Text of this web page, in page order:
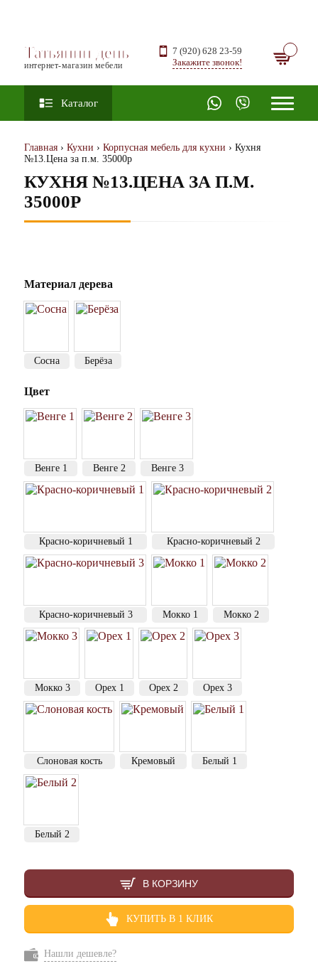
Татьянин день
интернет-магазин мебели
7 (920) 628 23-59
Закажите звонок!
Каталог
Главная › Кухни › Корпусная мебель для кухни › Кухня
№13.Цена за п.м. 35000р
КУХНЯ №13.ЦЕНА ЗА П.М.
35000Р
Материал дерева
Сосна Берёза
Цвет
Венге 1 Венге 2 Венге 3
Красно-коричневый 1 Красно-коричневый 2
Красно-коричневый 3 Мокко 1 Мокко 2
Мокко 3 Орех 1 Орех 2 Орех 3
Слоновая кость Кремовый Белый 1
Белый 2
В КОРЗИНУ
КУПИТЬ В 1 КЛИК
Нашли дешевле?